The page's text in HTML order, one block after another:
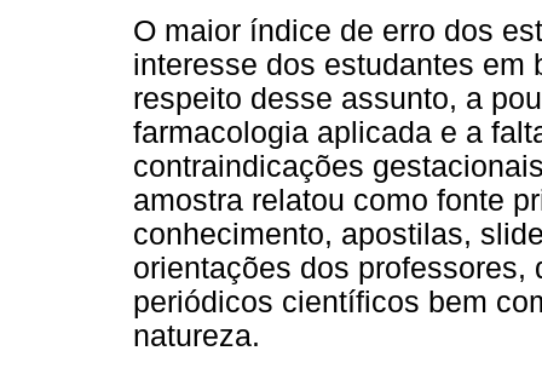
O maior índice de erro dos
interesse dos estudantes em
respeito desse assunto, a
farmacologia aplicada e a
contraindicações
amostra relatou como fonte
conhecimento, apostilas,
orientações dos professores,
periódicos científicos bem
natureza.